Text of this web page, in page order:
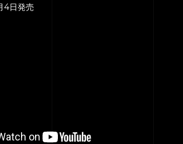
4日発売